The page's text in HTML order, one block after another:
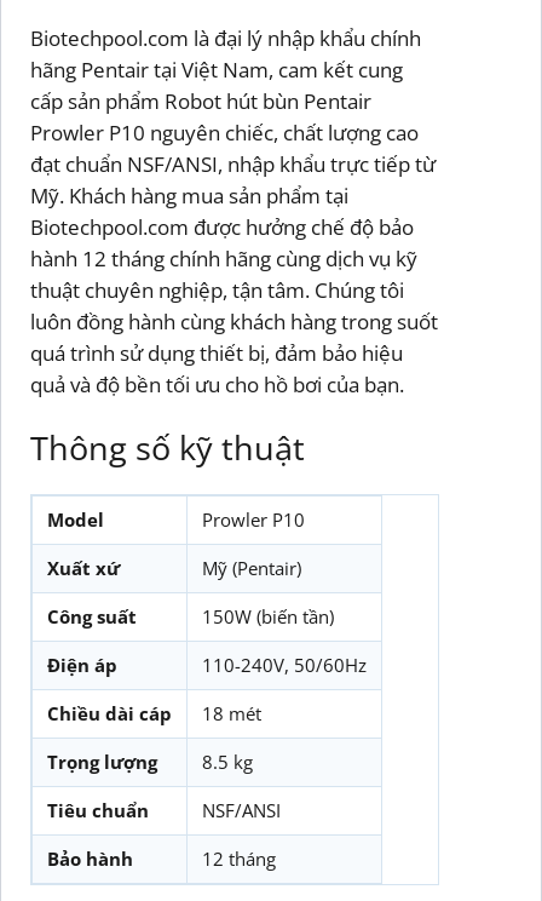
Biotechpool.com là đại lý nhập khẩu chính
hãng Pentair tại Việt Nam, cam kết cung
cấp sản phẩm Robot hút bùn Pentair
Prowler P10 nguyên chiếc, chất lượng cao
đạt chuẩn NSF/ANSI, nhập khẩu trực tiếp từ
Mỹ. Khách hàng mua sản phẩm tại
Biotechpool.com được hưởng chế độ bảo
hành 12 tháng chính hãng cùng dịch vụ kỹ
thuật chuyên nghiệp, tận tâm. Chúng tôi
luôn đồng hành cùng khách hàng trong suốt
quá trình sử dụng thiết bị, đảm bảo hiệu
quả và độ bền tối ưu cho hồ bơi của bạn.
Thông số kỹ thuật
Model Prowler P10
Xuất xứ Mỹ (Pentair)
Công suất 150W (biến tần)
Điện áp 110-240V, 50/60Hz
Chiều dài cáp 18 mét
Trọng lượng 8.5 kg
Tiêu chuẩn NSF/ANSI
Bảo hành 12 tháng